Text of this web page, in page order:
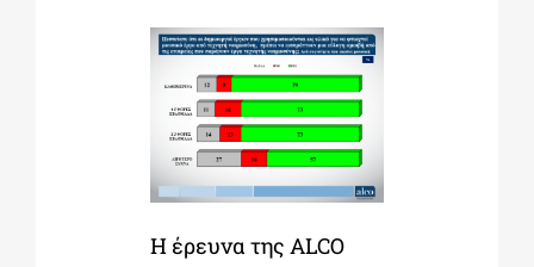
Η έρευνα της ALCO